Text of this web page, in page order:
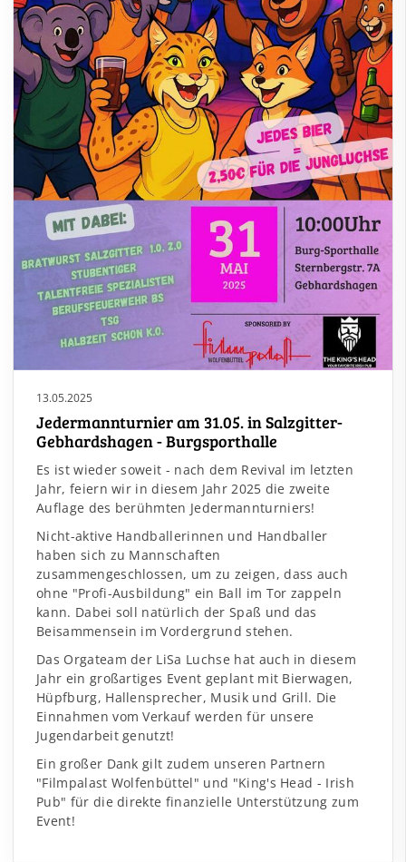
13.05.2025
Jedermannturnier am 31.05. in Salzgitter-
Gebhardshagen - Burgsporthalle
Es ist wieder soweit - nach dem Revival im letzten
Jahr, feiern wir in diesem Jahr 2025 die zweite
Auflage des berühmten Jedermannturniers!
Nicht-aktive Handballerinnen und Handballer
haben sich zu Mannschaften
zusammengeschlossen, um zu zeigen, dass auch
ohne "Profi-Ausbildung" ein Ball im Tor zappeln
kann. Dabei soll natürlich der Spaß und das
Beisammensein im Vordergrund stehen.
Das Orgateam der LiSa Luchse hat auch in diesem
Jahr ein großartiges Event geplant mit Bierwagen,
Hüpfburg, Hallensprecher, Musik und Grill. Die
Einnahmen vom Verkauf werden für unsere
Jugendarbeit genutzt!
Ein großer Dank gilt zudem unseren Partnern
"Filmpalast Wolfenbüttel" und "King's Head - Irish
Pub" für die direkte finanzielle Unterstützung zum
Event!